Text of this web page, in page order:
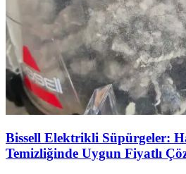
Bissell Elektrikli Süpürgeler:
Temizliğinde Uygun Fiyatlı